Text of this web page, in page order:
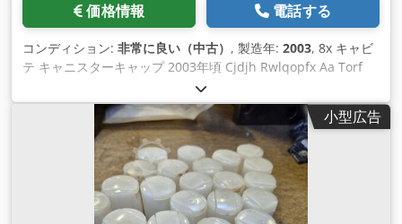
価格情報 電話する
コンディション: 非常に良い（中古） , 製造年: 2003, 8x キャビ
テ キャニスターキャップ 2003年頃 Cjdjh Rwlqopfx Aa Torf
小型広告